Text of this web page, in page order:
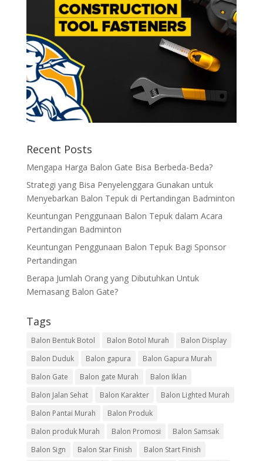
Recent Posts
Mengapa Harga Balon Gate Bisa Berbeda-Beda?
Strategi yang Bisa Penyelenggara Gunakan untuk
Menyebarkan Balon Tepuk di Pertandingan Badminton
Keuntungan Penggunaan Balon Tepuk dalam Acara
Pertandingan Badminton
Keuntungan Penggunaan Balon Tepuk Bagi Sponsor
Pertandingan
Berapa Jumlah Orang yang Dibutuhkan Untuk
Memasang Balon Gate?
Tags
Balon Bentuk Botol Balon Botol Murah
Balon Display
Balon Duduk
Balon gapura
Balon Gapura Murah
Balon Gate
Balon gate Murah
Balon Iklan
Balon Jalan Sehat
Balon Karakter
Balon Lighted Murah
Balon Pantai Murah
Balon Produk
Balon produk Murah
Balon Promosi
Balon Samsak
Balon Sign
Balon Star Finish
Balon Start Finish